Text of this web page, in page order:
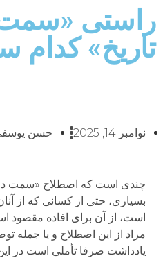
راستی
تاریخ»
نوامبر 14, 2025 حسن
چندی است که اصطلاح «سمت
بسیاری، حتی از کسانی که از
است، از آن برای افاده مقصود
مراد از این اصطلاح و یا جمله
یادداشت صرفا تأملی است در